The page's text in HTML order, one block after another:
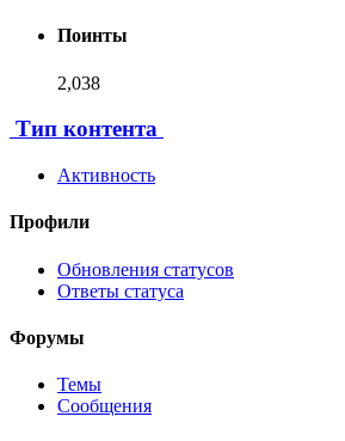
Поинты
2,038
Тип контента
Активность
Профили
Обновления статусов
Ответы статуса
Форумы
Темы
Сообщения